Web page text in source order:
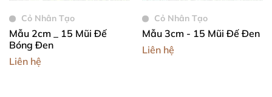
Cỏ Nhân Tạo
Mẫu 2cm _ 15 Mũi Đế
Bóng Đen
Liên hệ
Cỏ Nhân Tạo
Mẫu 3cm - 15 Mũi Đế Đen
Liên hệ